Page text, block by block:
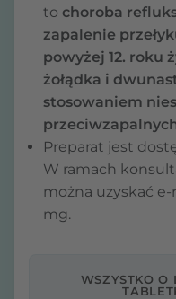
to choroba
zapalenie
powyżej 12. roku
żołądka i
stosowaniem
Preparat jest
W ramach
można uzyskać
mg.
WSZYSTKO O